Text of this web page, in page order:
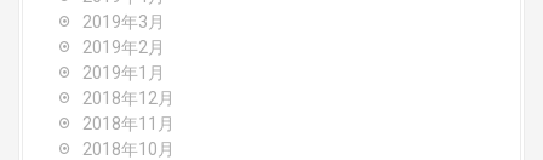
2019年3月
2019年2月
2019年1月
2018年12月
2018年11月
2018年10月